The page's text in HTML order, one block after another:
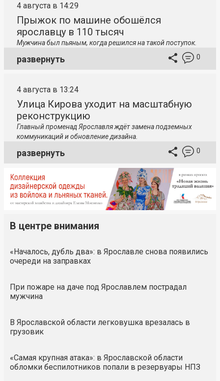
4 августа в 14:29
Прыжок по машине обошёлся
ярославцу в 110 тысяч
Мужчина был пьяным, когда решился на такой поступок.
развернуть 0
4 августа в 13:24
Улица Кирова уходит на масштабную
реконструкцию
Главный променад Ярославля ждёт замена подземных
коммуникаций и обновление дизайна.
развернуть 0
В центре внимания
«Началось, дубль два»: в Ярославле снова появились
очереди на заправках
При пожаре на даче под Ярославлем пострадал
мужчина
В Ярославской области легковушка врезалась в
грузовик
«Самая крупная атака»: в Ярославской области
обломки беспилотников попали в резервуары НПЗ